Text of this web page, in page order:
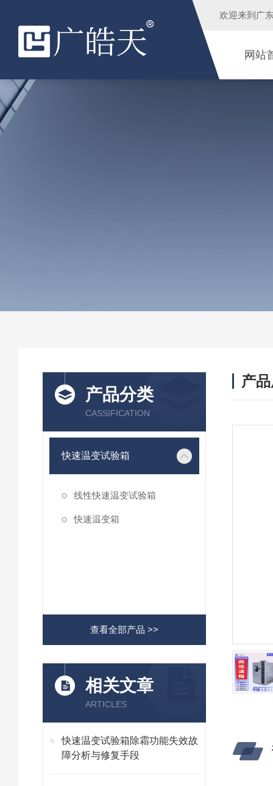
欢迎来到 广
网站
产品分类
CASSIFICATION
快速温变试验箱
线性快速温变试验箱
快速温变箱
查看全部产品 >>
相关文章
ARTICLES
快速温变试验箱除霜功能失效故
障分析与修复手段
产